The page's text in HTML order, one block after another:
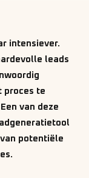
intensiever.
leads
proces te
van deze
potentiële